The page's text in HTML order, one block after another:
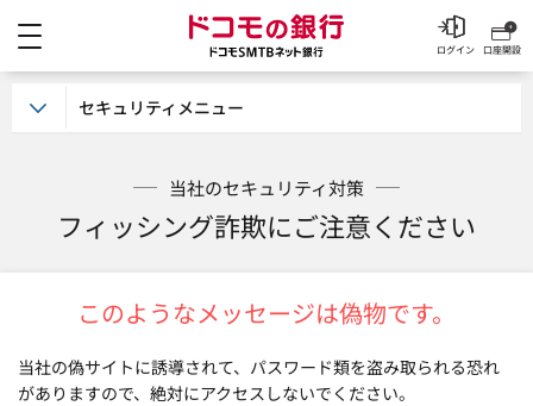
ドコモの銀行 ドコモ
口座開設
ログイン
当社のセキュリティ対策
フィッシング詐欺にご注意ください
このようなメッセージは偽物です。
当社の偽サイトに誘導されて、パスワード類を盗み取られる恐れ
がありますので、絶対にアクセスしないでください。
セキュリティメニュー